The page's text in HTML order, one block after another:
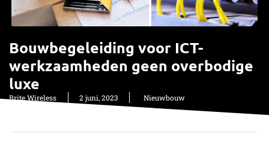
Bouwbegeleiding voor ICT-
werkzaamheden geen overbodige
luxe
Brite Wireless 2 juni, 2023 Nieuwbouw